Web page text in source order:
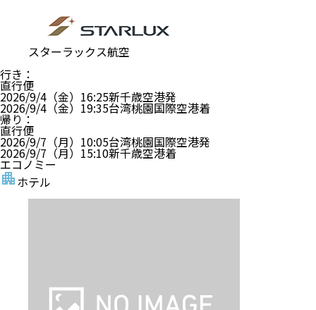
スターラックス航空
行き ：
直行便
2026/9/4（金） 16:25新千歳空港発
2026/9/4（金） 19:35台湾桃園国際空港着
帰り ：
直行便
2026/9/7（月） 10:05台湾桃園国際空港発
2026/9/7（月） 15:10新千歳空港着
エコノミー
ホテル